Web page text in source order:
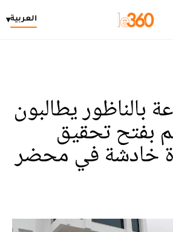
العربية▾
بالناظور يطالبون
بفتح تحقيق
خادشة في محضر